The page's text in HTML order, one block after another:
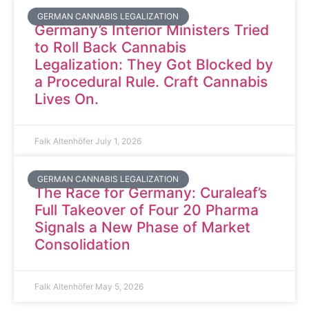
GERMAN CANNABIS LEGALIZATION
Germany’s Interior Ministers Tried
to Roll Back Cannabis
Legalization: They Got Blocked by
a Procedural Rule. Craft Cannabis
Lives On.
Falk Altenhöfer July 1, 2026
GERMAN CANNABIS LEGALIZATION
The Race for Germany: Curaleaf’s
Full Takeover of Four 20 Pharma
Signals a New Phase of Market
Consolidation
Falk Altenhöfer May 5, 2026